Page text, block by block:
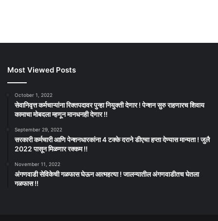
Most Viewed Posts
October 1, 2022
सेवानिवृत्त कर्मचाऱ्यांना रिक्तपदावर पुन्हा नियुक्ती देणार ! पेन्शन सुरु राहणारच शिवाय
कामाचा मोबदला म्हणून मानधनही देणार !!
September 29, 2022
सरकारी कर्मचारी आणि पेन्शनधारकांना 4 टक्के दराने डीएचा हप्ता देण्यास मान्यता ! जुलै
2022 पासून मिळणार रक्कम !!
November 11, 2022
अंगणवाडी सेविकेची गळफास घेऊन आत्महत्या ! जालन्यातील अंगणवाडीतच घेतला
गळफास !!